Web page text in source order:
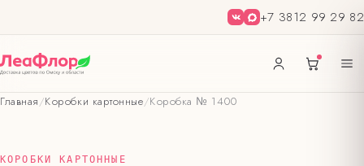
+7 3812 99 29 82
Главная/Коробки картонные/Коробка № 1400
КОРОБКИ КАРТОННЫЕ